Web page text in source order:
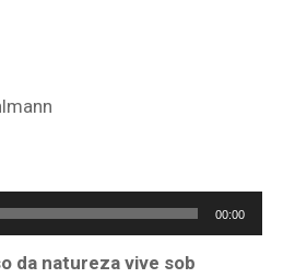
00:00
da natureza vive sob